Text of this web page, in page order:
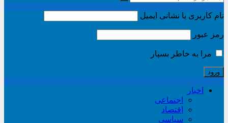
نام کاربری یا نشانی ایمیل
رمز عبور
مرا به خاطر بسپار
اخبار
اجتماعی
اقتصاد
سیاسی